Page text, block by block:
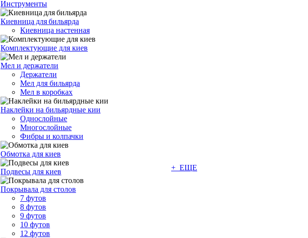
Инструменты
Киевница для бильярда
Киевница настенная
Комплектующие для киев
Мел и держатели
Держатели
Мел для бильярда
Мел в коробках
Наклейки на бильярдные кии
Однослойные
Многослойные
Фибры и колпачки
Обмотка для киев
Подвесы для киев
Покрывала для столов
7 футов
8 футов
9 футов
10 футов
12 футов
+ ЕЩЕ